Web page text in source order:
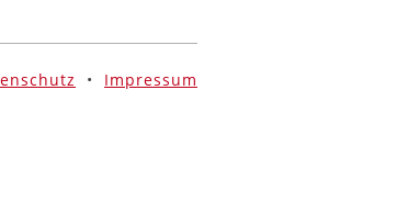
• Impressum